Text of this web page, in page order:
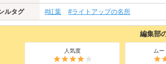
ルタグ #紅葉 #ライトアップの名所
編集部
人気度 ムー